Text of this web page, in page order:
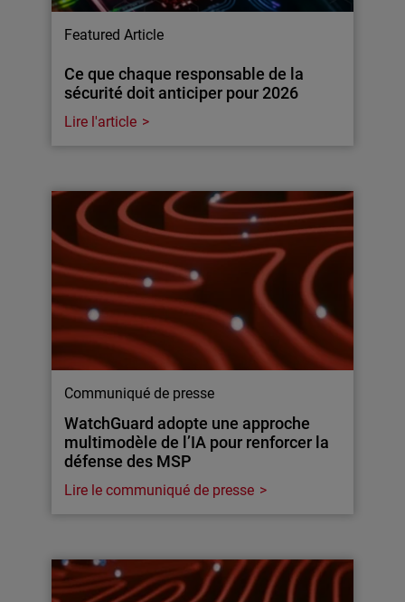
Featured Article
Ce que chaque responsable de la
sécurité doit anticiper pour 2026
Lire l'article
Communiqué de presse
WatchGuard adopte une approche
multimodèle de l’IA pour renforcer la
défense des MSP
Lire le communiqué de presse